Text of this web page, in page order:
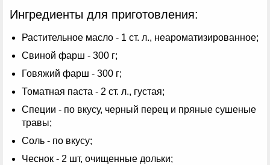
Ингредиенты для приготовления:
Растительное масло - 1 ст. л., неароматизированное;
Свиной фарш - 300 г;
Говяжий фарш - 300 г;
Томатная паста - 2 ст. л., густая;
Специи - по вкусу, черный перец и пряные сушеные
травы;
Соль - по вкусу;
Чеснок - 2 шт, очищенные дольки;